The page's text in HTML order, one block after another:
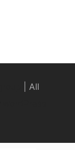
| All